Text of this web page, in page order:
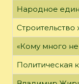
Народное
«Кому много
Политическая